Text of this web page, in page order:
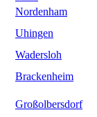
Nordenham
Uhingen
Wadersloh
Brackenheim
Großolbersdorf